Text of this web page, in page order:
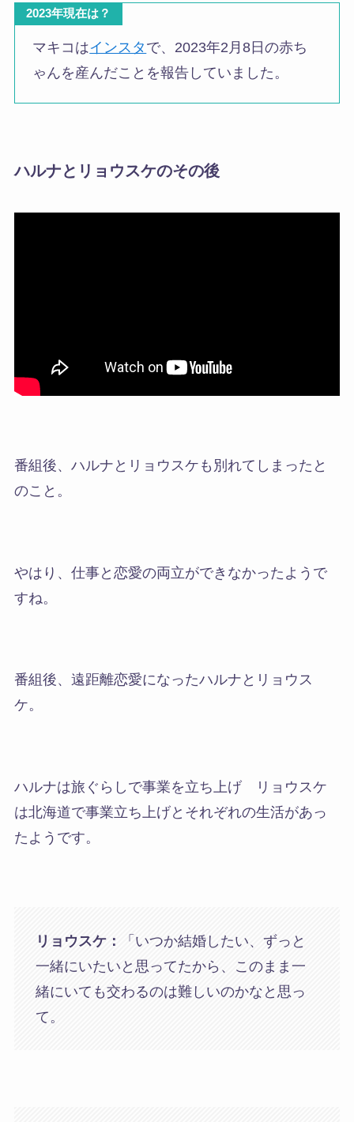
2023年現在は？
マキコはインスタ で、2023年2月8日の赤ち
ゃんを産んだことを報告していました。
ハルナとリョウスケのその後
番組後、 ハルナとリョウスケも別れてしまったと
のこと 。
やはり、仕事と恋愛の両立ができなかったようで
すね。
番組後、遠距離恋愛になったハルナとリョウス
ケ。
ハルナは旅ぐらしで事業を立ち上げ リョウスケ
は北海道で事業立ち上げとそれぞれの生活があっ
たようです。
リョウスケ：
「いつか結婚したい、ずっと
一緒にいたいと思ってたから、このまま一
緒にいても交わるのは難しいのかなと思っ
て。